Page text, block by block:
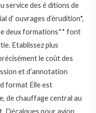
service des é ditions de
d’ ouvrages d’érudition*,
deux formations** font
Etablissez plus
le coût des
et d’annotation
format Elle est
de chauffage central au
Décalques pour avion